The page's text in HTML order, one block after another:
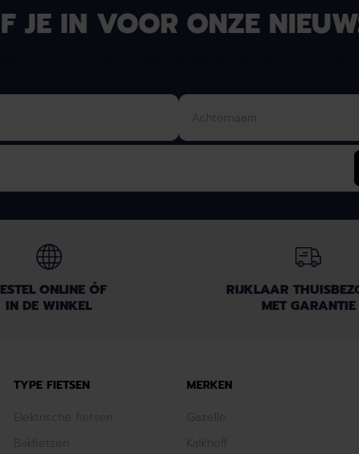
JE IN VOOR ONZE
ONLINE ÓF
IN DE WINKEL
RIJKLAAR
MET GARANTIE
TYPE FIETSEN
Elektrische fietsen
Bakfietsen
MERKEN
Gazelle
Kalkhoff